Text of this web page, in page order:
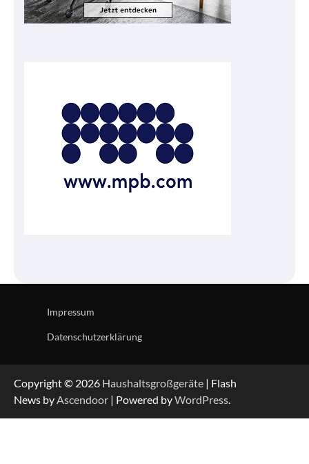
Impressum
Datenschutzerklärung
Copyright © 2026 Haushaltsgroßgeräte | Flash
News byAscendoor | Powered byWordPress.